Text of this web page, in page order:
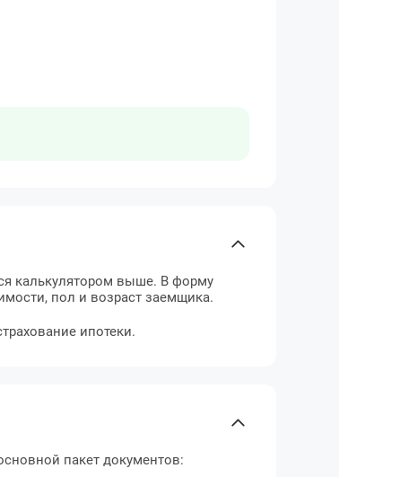
калькулятором выше. В форму
пол и возраст заемщика.
ипотеки.
пакет документов: